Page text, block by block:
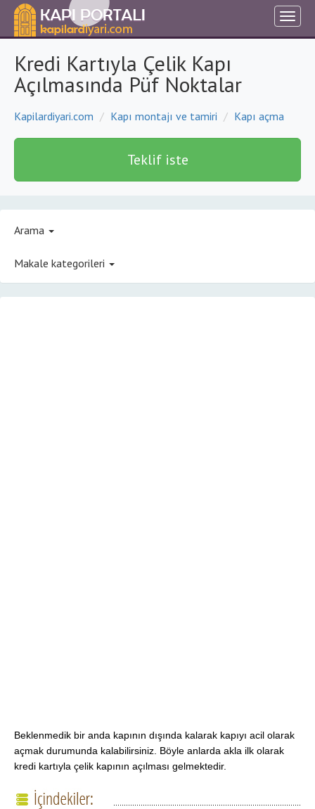
Kredi Kartıyla Çelik Kapı
Açılmasında Püf Noktalar
Kapilardiyari.com Kapı montajı ve tamiri Kapı açma
Teklif iste
Arama
Makale kategorileri
Beklenmedik bir anda kapının dışında kalarak kapıyı acil olarak
açmak durumunda kalabilirsiniz. Böyle anlarda akla ilk olarak
kredi kartıyla çelik kapının açılması gelmektedir.